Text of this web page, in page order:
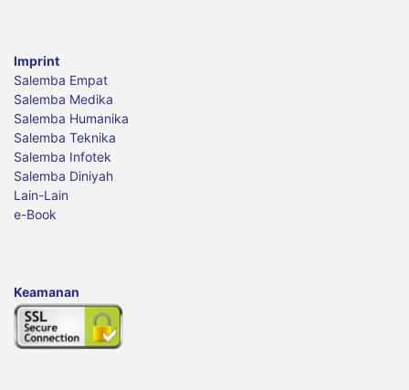
Imprint
Salemba Empat
Salemba Medika
Salemba Humanika
Salemba Teknika
Salemba Infotek
Salemba Diniyah
Lain-Lain
e-Book
Keamanan